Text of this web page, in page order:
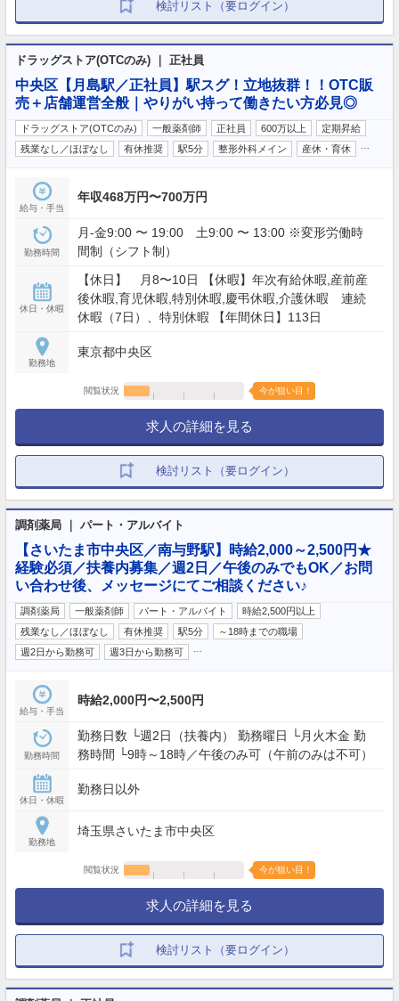
検討リスト（要ログイン）
ドラッグストア(OTCのみ) ｜ 正社員
中央区【月島駅／正社員】駅スグ！立地抜群！！OTC販
売＋店舗運営全般｜やりがい持って働きたい方必見◎
ドラッグストア(OTCのみ) 一般薬剤師 正社員 600万以上
定期昇給
残業なし／ほぼなし
有休推奨 駅5分 整形外科メイン 産休・育休
給与・手当
年収468万円〜700万円
勤務時間
月‐金9:00 〜 19:00 土9:00 〜 13:00 ※変形労働時
間制（シフト制）
休日・休暇
【休日】 月8〜10日 【休暇】年次有給休暇,産前産
後休暇,育児休暇,特別休暇,慶弔休暇,介護休暇 連続
休暇（7日）、特別休暇 【年間休日】113日
勤務地
東京都中央区
閲覧状況 今が狙い目！
求人の詳細を見る
検討リスト（要ログイン）
調剤薬局 ｜ パート・アルバイト
【さいたま市中央区／南与野駅】時給2,000～2,500円★
経験必須／扶養内募集／週2日／午後のみでもOK／お問
い合わせ後、メッセージにてご相談ください♪
調剤薬局 一般薬剤師 パート・アルバイト
時給2,500円以上
残業なし／ほぼなし
有休推奨 駅5分
～18時までの職場
週2日から勤務可
週3日から勤務可
給与・手当
時給2,000円〜2,500円
勤務時間
勤務日数 └週2日（扶養内） 勤務曜日 └月火木金 勤
務時間 └9時～18時／午後のみ可（午前のみは不可）
休日・休暇
勤務日以外
勤務地
埼玉県さいたま市中央区
閲覧状況 今が狙い目！
求人の詳細を見る
検討リスト（要ログイン）